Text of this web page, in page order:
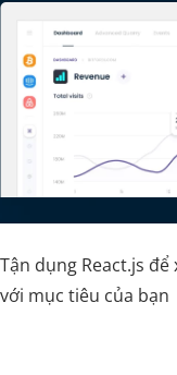
Tận dụng React.js
với mục tiêu của bạn